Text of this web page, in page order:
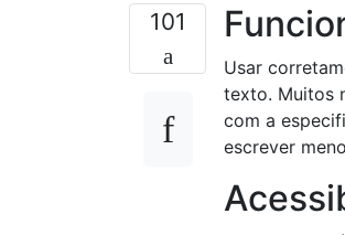
101
Usar
texto. Muitos
com a
escrever